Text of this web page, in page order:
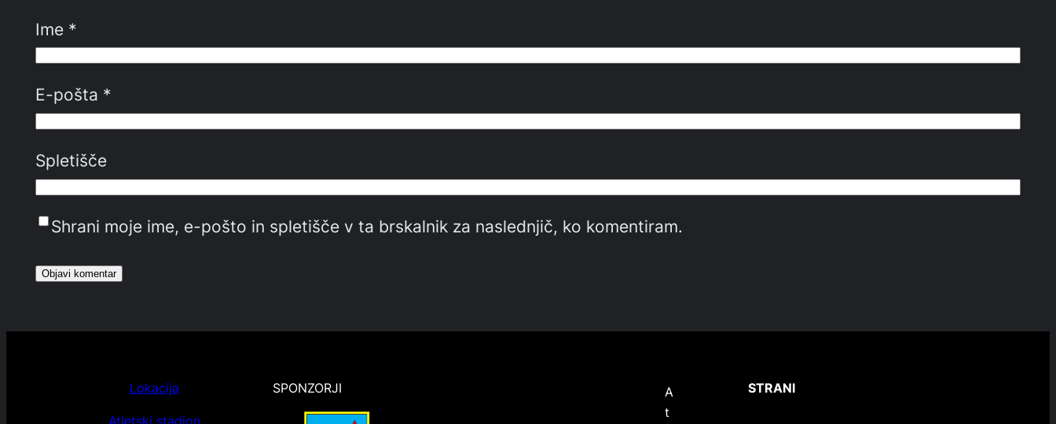
Ime *
E-pošta *
Spletišče
Shrani moje ime, e-pošto in spletišče v ta brskalnik za naslednjič, ko komentiram.
Lokacija SPONZORJI
A
t
STRANI